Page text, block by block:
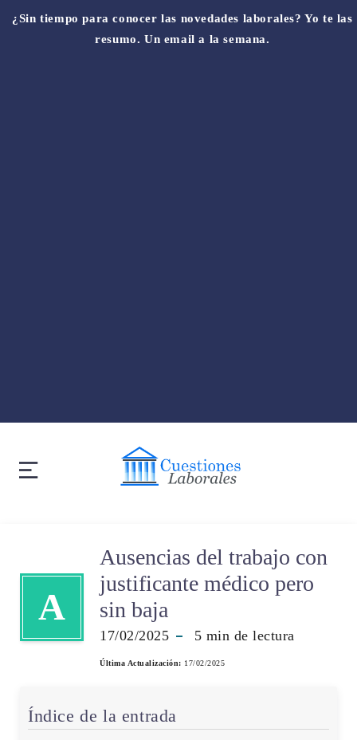
¿Sin tiempo para conocer las novedades laborales? Yo te las
resumo. Un email a la semana.
A
Ausencias del trabajo con
justificante médico pero
sin baja
17/02/2025 5 min de lectura
Última Actualización: 17/02/2025
Índice de la entrada